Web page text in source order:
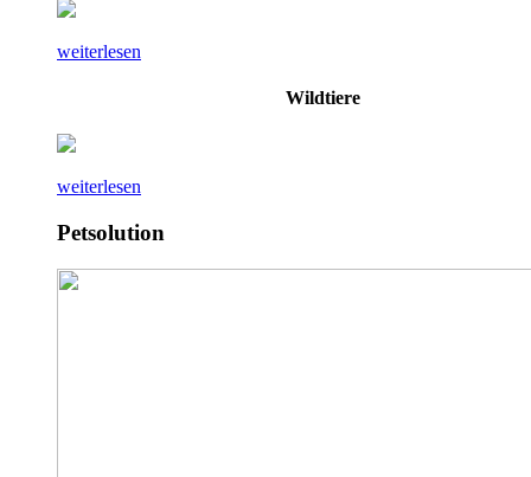
weiterlesen
Wildtiere
weiterlesen
Petsolution